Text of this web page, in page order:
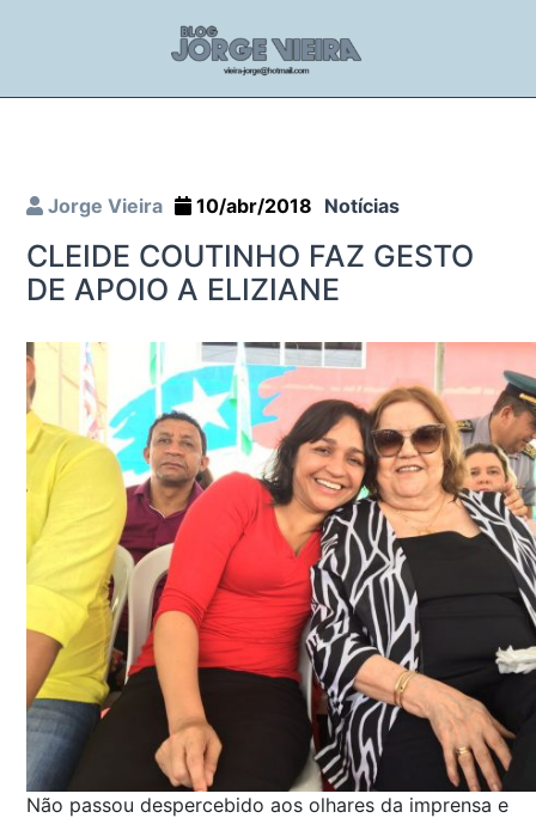
Jorge Vieira 10/abr/2018 Notícias
CLEIDE COUTINHO FAZ GESTO
DE APOIO A ELIZIANE
Não passou despercebido aos olhares da imprensa e